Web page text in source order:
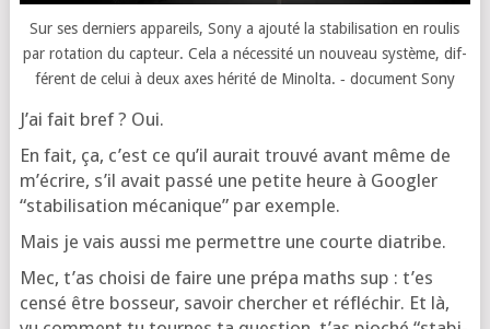
Sur ses der­niers appa­reils, Sony a ajou­té la sta­bi­li­sa­tion en rou­lis
par rota­tion du cap­teur. Cela a néces­si­té un nou­veau sys­tème, dif­
fé­rent de celui à deux axes héri­té de Minol­ta. ‑ docu­ment Sony
J’ai fait bref ? Oui.
En fait, ça, c’est ce qu’il aurait trou­vé avant même de
m’é­crire, s’il avait pas­sé une petite heure à Goo­gler
“sta­bi­li­sa­tion méca­nique” par exemple.
Mais je vais aus­si me per­mettre une courte diatribe.
Mec, t’as choi­si de faire une pré­pa maths sup : t’es
cen­sé être bos­seur, savoir cher­cher et réflé­chir. Et là,